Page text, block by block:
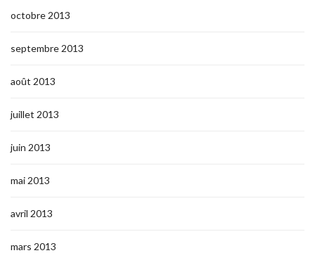
octobre 2013
septembre 2013
août 2013
juillet 2013
juin 2013
mai 2013
avril 2013
mars 2013